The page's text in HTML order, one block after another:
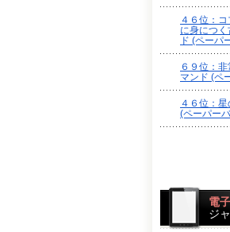
４６位：
に身につ
ド (ペーパ
６９位：
マンド (ペ
４６位：
(ペーパー
電
ジ